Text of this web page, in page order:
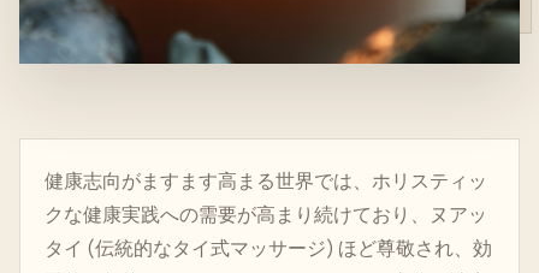
健康志向がますます高まる世界では、ホリスティッ
クな健康実践への需要が高まり続けており、ヌアッ
タイ (伝統的なタイ式マッサージ) ほど尊敬され、効